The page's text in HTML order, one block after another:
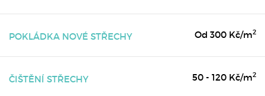
POKLÁDKA NOVÉ STŘECHY Od 300 Kč/m2
ČIŠTĚNÍ STŘECHY 50 - 120 Kč/m2